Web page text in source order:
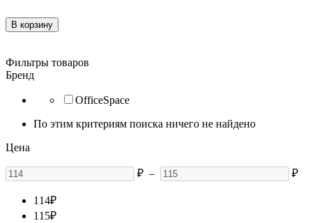
В корзину
Фильтры товаров
Бренд
OfficeSpace
По этим критериям поиска ничего не найдено
Цена
₽ – ₽
114₽
115₽